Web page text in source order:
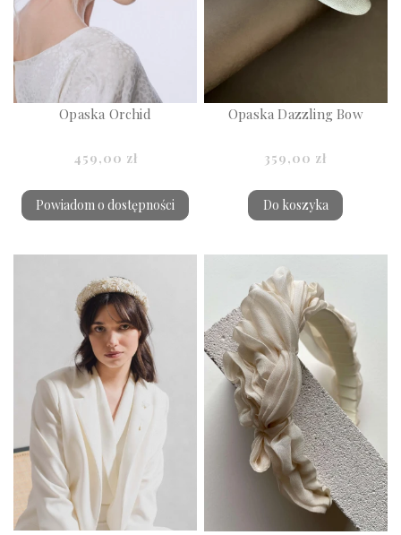
Opaska Orchid
459,00 zł
Powiadom o dostępności
Opaska Dazzling Bow
359,00 zł
Do koszyka